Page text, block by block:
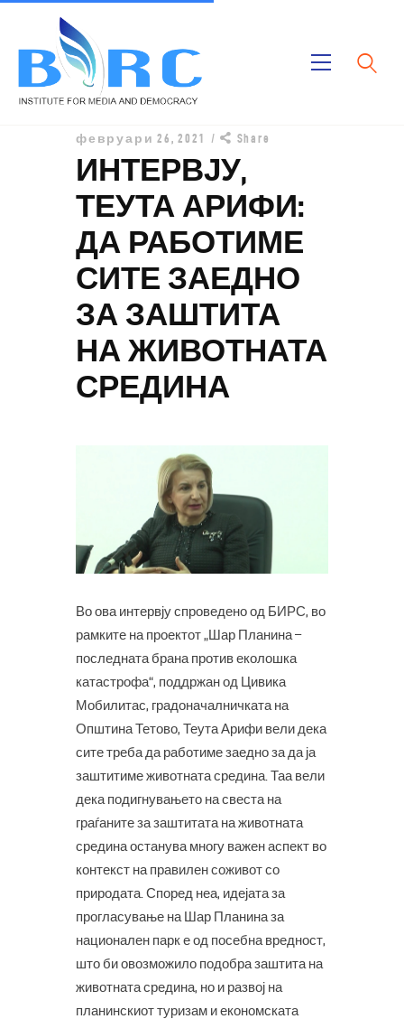
Публикации
Проекти
За Нас
февруари 26, 2021 Share
ИНТЕРВЈУ,
ТЕУТА АРИФИ:
ДА РАБОТИМЕ
СИТЕ ЗАЕДНО
ЗА ЗАШТИТА
НА ЖИВОТНАТА
СРЕДИНА
Во ова интервју спроведено од БИРС, во
рамките на проектот „Шар Планина –
последната брана против еколошка
катастрофа“, поддржан од Цивика
Мобилитас, градоначалничката на
Општина Тетово, Теута Арифи вели дека
сите треба да работиме заедно за да ја
заштитиме животната средина. Таа вели
дека подигнувањето на свеста на
граѓаните за заштитата на животната
средина останува многу важен аспект во
контекст на правилен соживот со
природата. Според неа, идејата за
прогласување на Шар Планина за
национален парк е од посебна вредност,
што би овозможило подобра заштита на
животната средина, но и развој на
планинскиот туризам и економската